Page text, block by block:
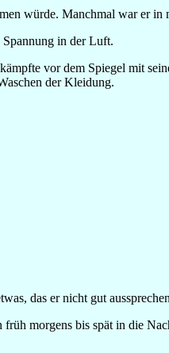
würde. Manchmal war er
Spannung in der Luft.
vor dem Spiegel mit
der Kleidung.
das er nicht gut
morgens bis spät in die